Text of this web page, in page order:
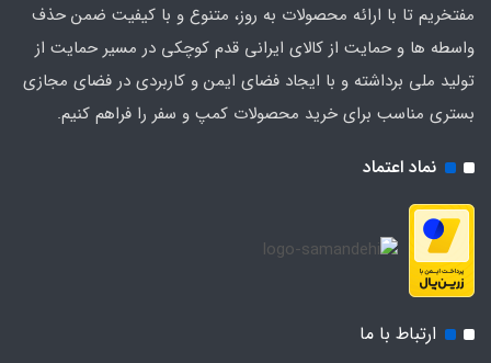
نماد اعتماد
مفتخریم تا با ارائه محصولات به روز، متنوع و با کیفیت ضمن حذف
واسطه ها و حمایت از کالای ایرانی قدم کوچکی در مسیر حمایت از
تولید ملی برداشته و با ایجاد فضای ایمن و کاربردی در فضای مجازی
بستری مناسب برای خرید محصولات کمپ و سفر را فراهم کنیم.
ارتباط با ما